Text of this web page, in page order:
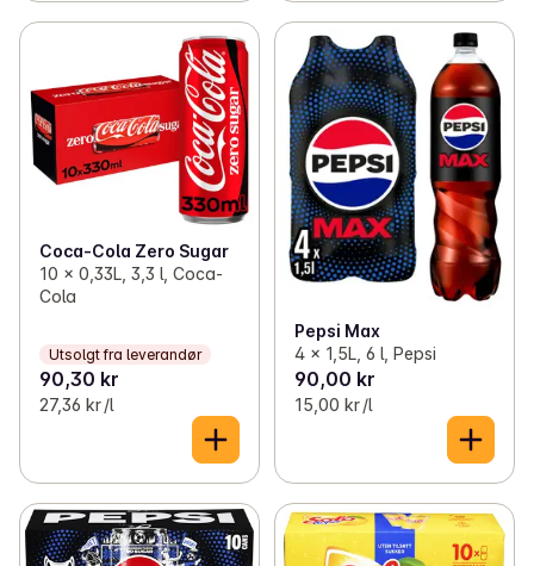
✓ Saft (70)
(123)
✓ Iskaffe og iste (37)
✓ Te (59)
Kakao og sjokoladepulver (12)
✓ Blandevann (16)
Coca-Cola Zero Sugar
10 x 0,33L, 3,3 l, Coca-
Cola
Utsolgt fra leverandør
90,30 kr
27,36 kr /l
Pepsi Max
4 x 1,5L, 6 l, Pepsi
90,00 kr
15,00 kr /l